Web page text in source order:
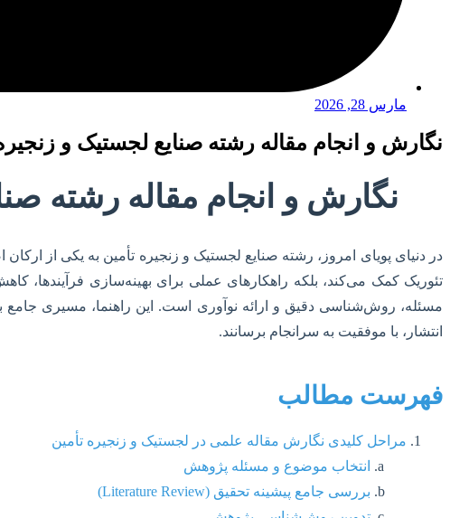
مارس 28, 2026
نگارش و انجام مقاله رشته صنایع لجستیک و
نگارش و انجام مقاله رشته
در دنیای پویای امروز، رشته صنایع لجستیک و زنجیره تأمین به یکی از
تئوریک کمک می‌کند، بلکه راهکارهای عملی برای بهینه‌سازی فرآیندها،
مسئله، روش‌شناسی دقیق و ارائه نوآوری است. این راهنما، مسیری جامع
انتشار، با موفقیت به سرانجام برسانند.
فهرست مطالب
مراحل کلیدی نگارش مقاله علمی در لجستیک و زنجیره تأمین
انتخاب موضوع و مسئله پژوهش
بررسی جامع پیشینه تحقیق (Literature Review)